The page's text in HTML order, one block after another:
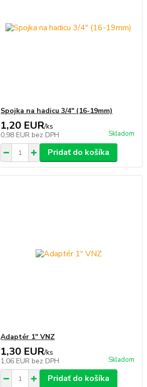
Spojka na hadicu 3/4" (16-19mm)
1,20 EUR/ks
0,98 EUR bez DPH Skladom
Pridať do košíka
Adaptér 1" VNZ
1,30 EUR/ks
1,06 EUR bez DPH Skladom
Pridať do košíka